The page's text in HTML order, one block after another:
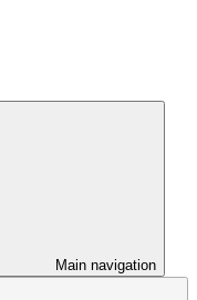
Main navigation